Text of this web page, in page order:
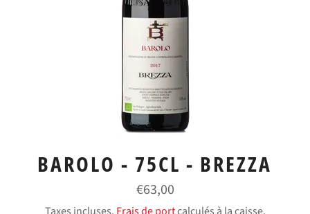
BAROLO - 75CL - BREZZA
Prix
régulier
€63,00